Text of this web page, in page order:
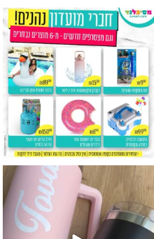
מין העובר רק במסיבלנד !! קיים
מטף לגילוי מין העובר חזר למלא